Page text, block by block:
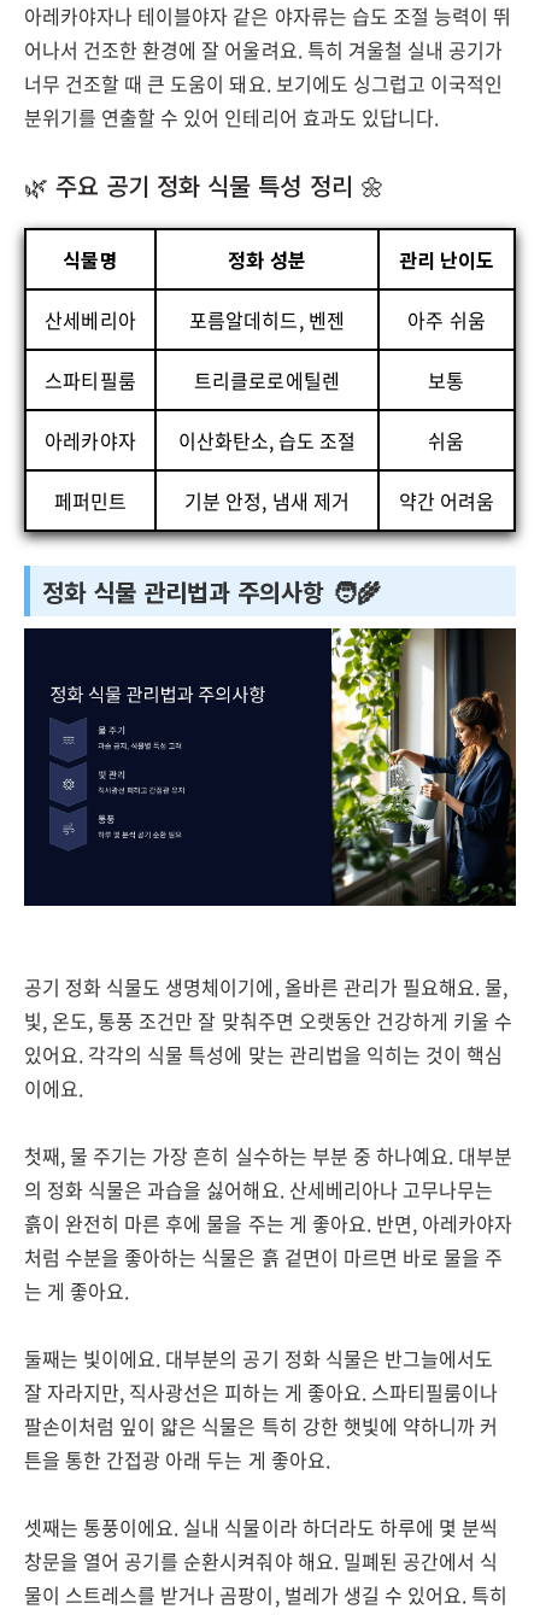
아레카야자나 테이블야자 같은 야자류는 습도 조절 능력이 뛰
어나서 건조한 환경에 잘 어울려요. 특히 겨울철 실내 공기가
너무 건조할 때 큰 도움이 돼요. 보기에도 싱그럽고 이국적인
분위기를 연출할 수 있어 인테리어 효과도 있답니다.
🌿 주요 공기 정화 식물 특성 정리 🌼
식물명 정화 성분 관리 난이도
산세베리아 포름알데히드, 벤젠 아주 쉬움
스파티필룸 트리클로로에틸렌 보통
아레카야자 이산화탄소, 습도 조절 쉬움
페퍼민트 기분 안정, 냄새 제거 약간 어려움
정화 식물 관리법과 주의사항 🧑‍🌾
공기 정화 식물도 생명체이기에, 올바른 관리가 필요해요. 물,
빛, 온도, 통풍 조건만 잘 맞춰주면 오랫동안 건강하게 키울 수
있어요. 각각의 식물 특성에 맞는 관리법을 익히는 것이 핵심
이에요.
첫째, 물 주기는 가장 흔히 실수하는 부분 중 하나예요. 대부분
의 정화 식물은 과습을 싫어해요. 산세베리아나 고무나무는
흙이 완전히 마른 후에 물을 주는 게 좋아요. 반면, 아레카야자
처럼 수분을 좋아하는 식물은 흙 겉면이 마르면 바로 물을 주
는 게 좋아요.
둘째는 빛이에요. 대부분의 공기 정화 식물은 반그늘에서도
잘 자라지만, 직사광선은 피하는 게 좋아요. 스파티필룸이나
팔손이처럼 잎이 얇은 식물은 특히 강한 햇빛에 약하니까 커
튼을 통한 간접광 아래 두는 게 좋아요.
셋째는 통풍이에요. 실내 식물이라 하더라도 하루에 몇 분씩
창문을 열어 공기를 순환시켜줘야 해요. 밀폐된 공간에서 식
물이 스트레스를 받거나 곰팡이, 벌레가 생길 수 있어요. 특히